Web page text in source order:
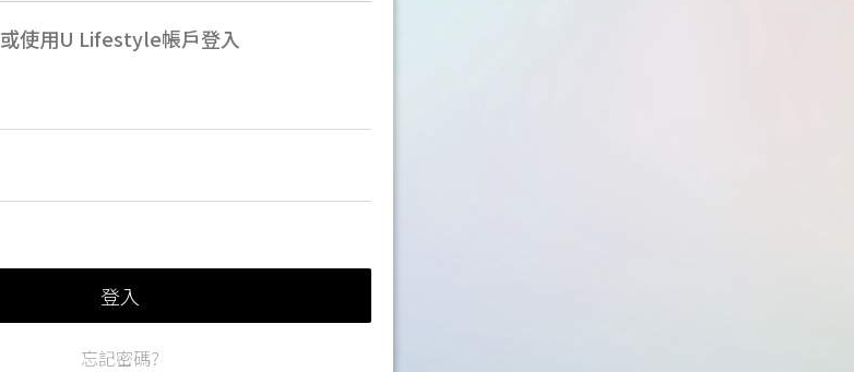
或使用U Lifestyle帳戶登入
登入
忘記密碼?